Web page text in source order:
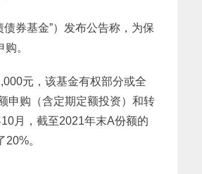
券基金”）发布公告称，为保
。
元，该基金有权部分或全
申购（含定期定额投资）和转
月，截至2021年末A份额的
。